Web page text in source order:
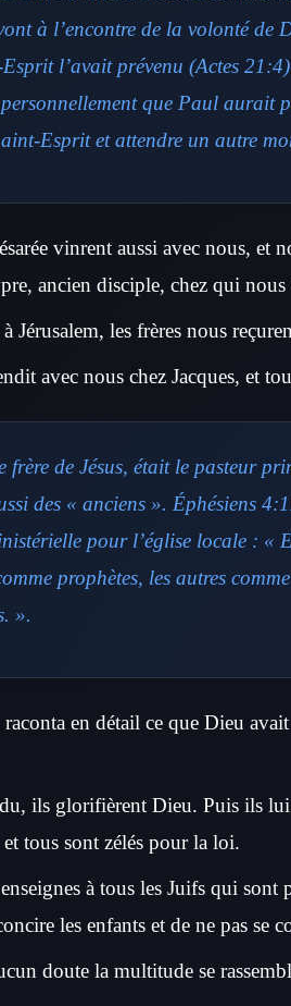
à l’encontre de la volonté de
l’avait prévenu (Actes
que Paul aurait
Esprit et attendre un autre
vinrent aussi avec nous, et
ancien disciple, chez qui
Jérusalem, les frères nous
avec nous chez Jacques, et
frère de Jésus, était le pasteur
des « anciens ». Éphésiens
pour l’église locale : «
prophètes, les autres
».
en détail ce que Dieu
ils glorifièrent Dieu. Puis ils
tous sont zélés pour la loi.
à tous les Juifs qui sont
les enfants et de ne pas se
doute la multitude se